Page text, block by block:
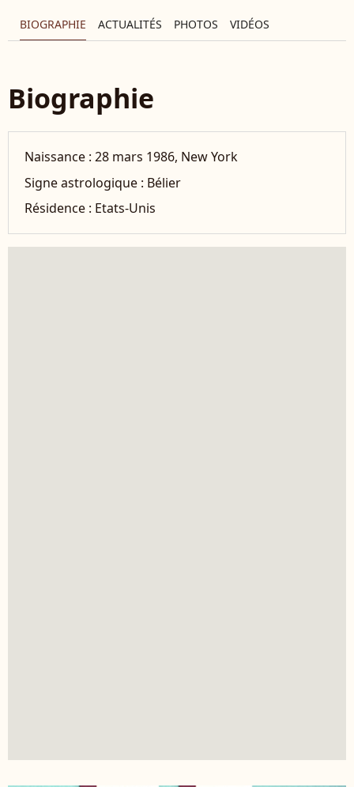
BIOGRAPHIE ACTUALITÉS PHOTOS VIDÉOS
Biographie
Naissance :28 mars 1986, New York
Signe astrologique : Bélier
Résidence : Etats-Unis